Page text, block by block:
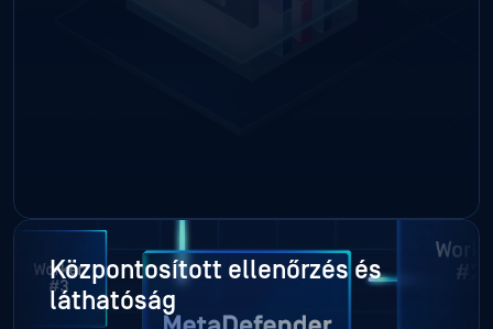
Központosított ellenőrzés és
láthatóság